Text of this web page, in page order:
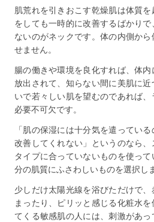
肌荒れを引きおこす乾燥肌は体質
をしても一時的に改善するばかり
ないのがネックです。体の内側か
せません。
腸の働きや環境を良化すれば、体
放出されて、知らない間に美肌に
いで若々しい肌を望むのであれば
必要不可欠です。
「肌の保湿には十分気を遣ってい
改善してくれない」というのなら
タイプに合っていないものを使っ
分の肌質にふさわしいものを選択し
少しだけ太陽光線を浴びただけで
まったり、ピリッと感じる化粧水
てくる敏感肌の人には、刺激があ